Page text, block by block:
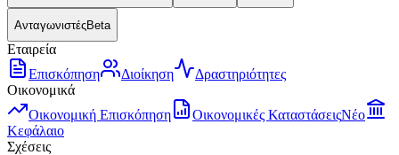
ΑνταγωνιστέςBeta
Εταιρεία
Επισκόπηση
Διοίκηση
Δραστηριότητες
Οικονομικά
Οικονομική Επισκόπηση
Οικονομικές ΚαταστάσειςΝέο
Κεφάλαιο
Σχέσεις